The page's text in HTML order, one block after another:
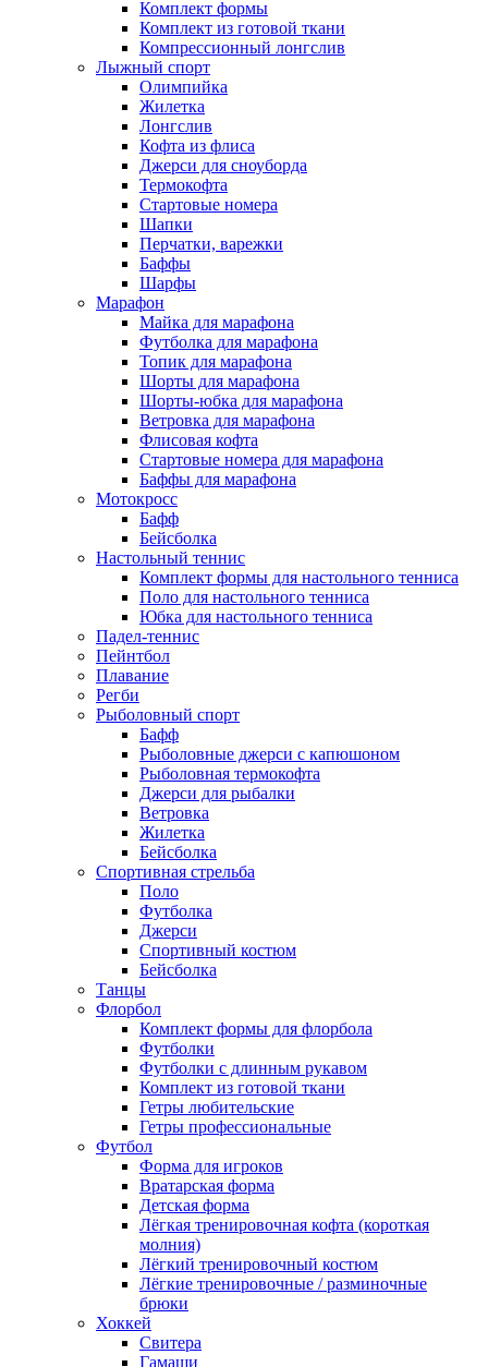
Комплект формы
Комплект из готовой ткани
Компрессионный лонгслив
Лыжный спорт
Олимпийка
Жилетка
Лонгслив
Кофта из флиса
Джерси для сноуборда
Термокофта
Стартовые номера
Шапки
Перчатки, варежки
Баффы
Шарфы
Марафон
Майка для марафона
Футболка для марафона
Топик для марафона
Шорты для марафона
Шорты-юбка для марафона
Ветровка для марафона
Флисовая кофта
Стартовые номера для марафона
Баффы для марафона
Мотокросс
Бафф
Бейсболка
Настольный теннис
Комплект формы для настольного тенниса
Поло для настольного тенниса
Юбка для настольного тенниса
Падел-теннис
Пейнтбол
Плавание
Регби
Рыболовный спорт
Бафф
Рыболовные джерси с капюшоном
Рыболовная термокофта
Джерси для рыбалки
Ветровка
Жилетка
Бейсболка
Спортивная стрельба
Поло
Футболка
Джерси
Спортивный костюм
Бейсболка
Танцы
Флорбол
Комплект формы для флорбола
Футболки
Футболки с длинным рукавом
Комплект из готовой ткани
Гетры любительские
Гетры профессиональные
Футбол
Форма для игроков
Вратарская форма
Детская форма
Лёгкая тренировочная кофта (короткая
молния)
Лёгкий тренировочный костюм
Лёгкие тренировочные / разминочные
брюки
Хоккей
Свитера
Гамаши